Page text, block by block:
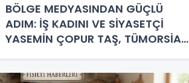
BÖLGE MEDYASINDAN GÜÇLÜ
ADIM: İŞ KADINI VE SİYASETÇİ
YASEMİN ÇOPUR TAŞ, TÜMORSİAD